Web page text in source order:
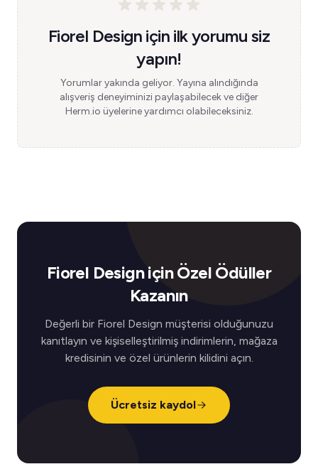
Fiorel Design için ilk yorumu siz
yapın!
Yorumlar yakında geliyor. Yayına alındığında
alışveriş deneyiminizi paylaşabilecek ve diğer
Herm.io üyelerine yardımcı olabileceksiniz.
Fiorel Design için Özel Ödüller
Kazanın
Değerli bir Fiorel Design müşterisi olduğunuzu
kanıtlayın ve kişiselleştirilmiş indirimlerin, mağaza
kredisinin ve özel ürünlerin kilidini açın.
Ücretsiz kaydol